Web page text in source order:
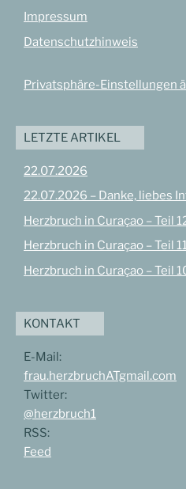
Impressum
Datenschutzhinweis
Privatsphäre-Einstellungen
LETZTE ARTIKEL
22.07.2026
22.07.2026 – Danke, liebes
Herzbruch in Curaçao – Teil
Herzbruch in Curaçao – Teil
Herzbruch in Curaçao – Teil
KONTAKT
E-Mail:
frau.herzbruchATgmail.com
Twitter:
@herzbruch1
RSS:
Feed